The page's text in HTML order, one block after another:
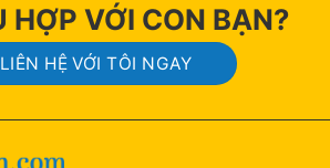
HỢP VỚI CON BẠN?
LIÊN HỆ VỚI TÔI NGAY